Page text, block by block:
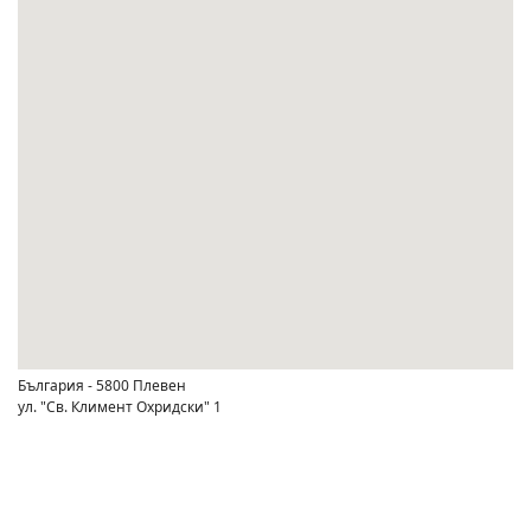
България - 5800 Плевен
ул. "Св. Климент Охридски" 1